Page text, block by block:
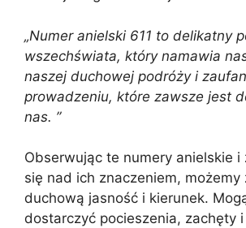
„Numer anielski 611 to delikatny
wszechświata, który namawia
naszej duchowej podróży i
prowadzeniu, które zawsze jest
nas. ”
Obserwując te numery anielskie
się nad ich znaczeniem, możemy
duchową jasność i kierunek.
dostarczyć pocieszenia, zachęty